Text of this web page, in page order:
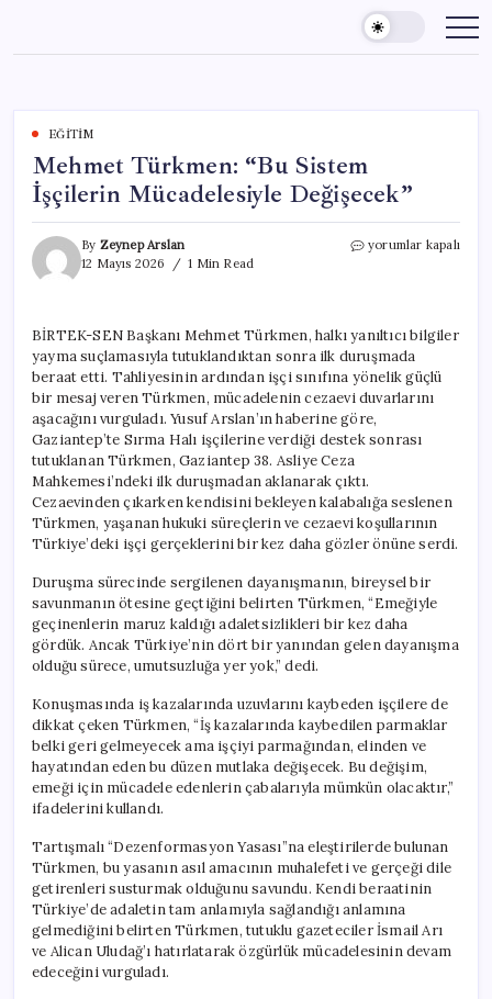
content
EĞITIM
Mehmet Türkmen: “Bu Sistem
İşçilerin Mücadelesiyle Değişecek”
By Zeynep Arslan
12 Mayıs 2026
1 Min Read
Mehmet
Mücadelesiyle
Değişecek”
için
yorumlar kapalı
BİRTEK-SEN Başkanı Mehmet Türkmen, halkı yanıltıcı bilgiler
yayma suçlamasıyla tutuklandıktan sonra ilk duruşmada
beraat etti. Tahliyesinin ardından işçi sınıfına yönelik güçlü
bir mesaj veren Türkmen, mücadelenin cezaevi duvarlarını
aşacağını vurguladı. Yusuf Arslan’ın haberine göre,
Gaziantep’te Sırma Halı işçilerine verdiği destek sonrası
tutuklanan Türkmen, Gaziantep 38. Asliye Ceza
Mahkemesi’ndeki ilk duruşmadan aklanarak çıktı.
Cezaevinden çıkarken kendisini bekleyen kalabalığa seslenen
Türkmen, yaşanan hukuki süreçlerin ve cezaevi koşullarının
Türkiye’deki işçi gerçeklerini bir kez daha gözler önüne serdi.
Duruşma sürecinde sergilenen dayanışmanın, bireysel bir
savunmanın ötesine geçtiğini belirten Türkmen, “Emeğiyle
geçinenlerin maruz kaldığı adaletsizlikleri bir kez daha
gördük. Ancak Türkiye’nin dört bir yanından gelen dayanışma
olduğu sürece, umutsuzluğa yer yok,” dedi.
Konuşmasında iş kazalarında uzuvlarını kaybeden işçilere de
dikkat çeken Türkmen, “İş kazalarında kaybedilen parmaklar
belki geri gelmeyecek ama işçiyi parmağından, elinden ve
hayatından eden bu düzen mutlaka değişecek. Bu değişim,
emeği için mücadele edenlerin çabalarıyla mümkün olacaktır,”
ifadelerini kullandı.
Tartışmalı “Dezenformasyon Yasası”na eleştirilerde bulunan
Türkmen, bu yasanın asıl amacının muhalefeti ve gerçeği dile
getirenleri susturmak olduğunu savundu. Kendi beraatinin
Türkiye’de adaletin tam anlamıyla sağlandığı anlamına
gelmediğini belirten Türkmen, tutuklu gazeteciler İsmail Arı
ve Alican Uludağ’ı hatırlatarak özgürlük mücadelesinin devam
edeceğini vurguladı.